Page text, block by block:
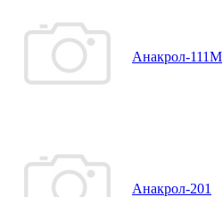
Анакрол-111М
Анакрол-201